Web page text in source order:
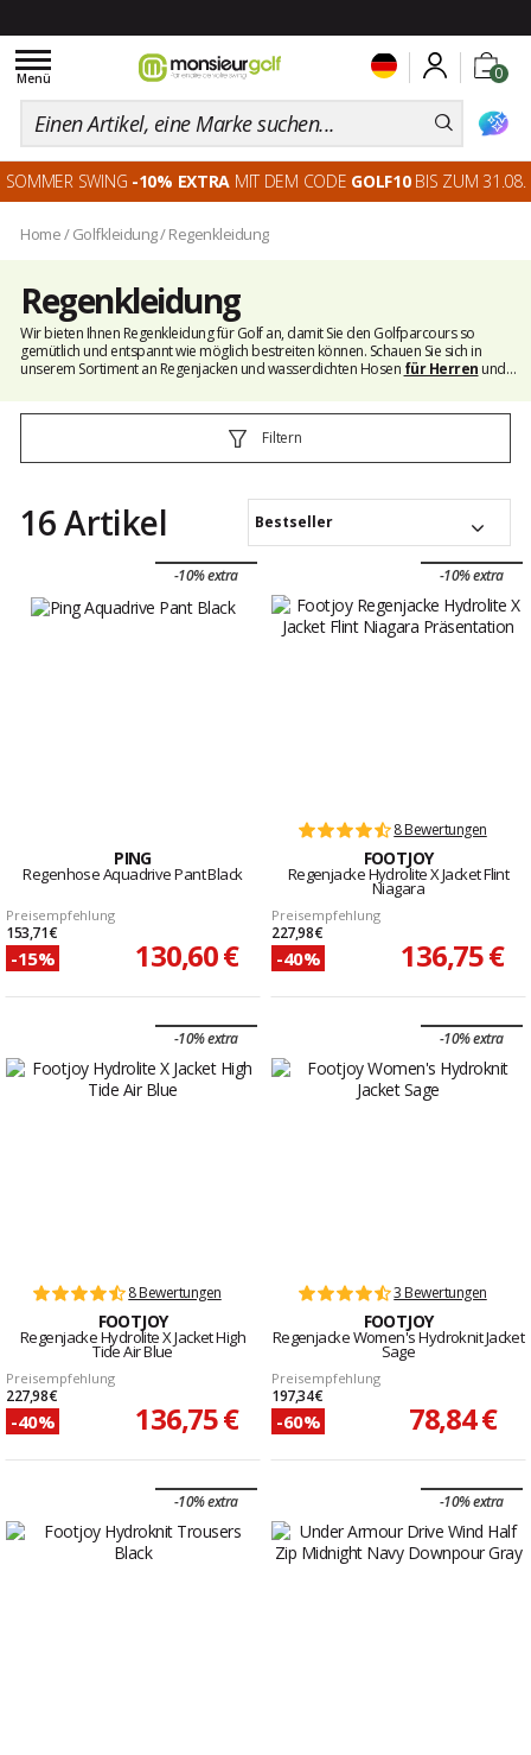
0
Toggle
navigation
Menü
SOMMER SWING -10% EXTRA MIT DEM CODE GOLF10BIS ZUM 31.08.
Home/ Golfkleidung/Regenkleidung
Regenkleidung
Wir bieten Ihnen Regenkleidung für Golf an, damit Sie den Golfparcours so
gemütlich und entspannt wie möglich bestreiten können. Schauen Sie sich in
unserem Sortiment an Regenjacken und wasserdichten Hosen für Herren und
Wetter Golf spielen zu können.
Filtern
16 Artikel Bestseller
-10% extra
PING
Regenhose Aquadrive Pant Black
Preisempfehlung
153,71 €
-15% 130,60 €
-10% extra
8 Bewertungen
FOOTJOY
Regenjacke Hydrolite X Jacket Flint
Niagara
Preisempfehlung
227,98 €
-40% 136,75 €
-10% extra
8 Bewertungen
FOOTJOY
Regenjacke Hydrolite X Jacket High
Tide Air Blue
Preisempfehlung
227,98 €
-40% 136,75 €
-10% extra
3 Bewertungen
FOOTJOY
Regenjacke Women's Hydroknit Jacket
Sage
Preisempfehlung
197,34 €
-60% 78,84 €
-10% extra -10% extra